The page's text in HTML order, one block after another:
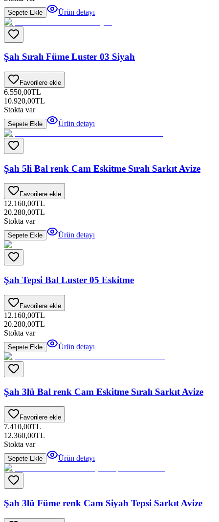
Sepete Ekle Ürün detayı
Şah Sıralı Füme Luster 03 Siyah
Favorilere ekle
6.550,00TL
10.920,00TL
Stokta var
Sepete Ekle Ürün detayı
Şah 5li Bal renk Cam Eskitme Sıralı Sarkıt Avize
Favorilere ekle
12.160,00TL
20.280,00TL
Stokta var
Sepete Ekle Ürün detayı
Şah Tepsi Bal Luster 05 Eskitme
Favorilere ekle
12.160,00TL
20.280,00TL
Stokta var
Sepete Ekle Ürün detayı
Şah 3lü Bal renk Cam Eskitme Sıralı Sarkıt Avize
Favorilere ekle
7.410,00TL
12.360,00TL
Stokta var
Sepete Ekle Ürün detayı
Şah 3lü Füme renk Cam Siyah Tepsi Sarkıt Avize